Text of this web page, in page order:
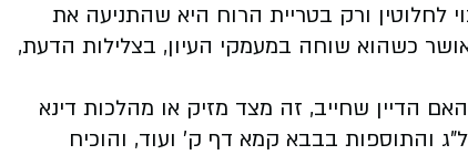
לחלוטין ורק בטריית הרוח היא שהתניעה את
כשהוא שוחה במעמקי העיון, בצלילות הדעת,
הדיין שחייב, זה מצד מזיק או מהלכות דינא
והתוספות בבבא קמא דף ק' ועוד, והוכיח